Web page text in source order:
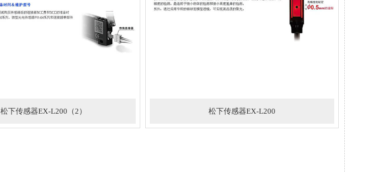
松下传感器EX-L200（2） 松下传感器EX-L200